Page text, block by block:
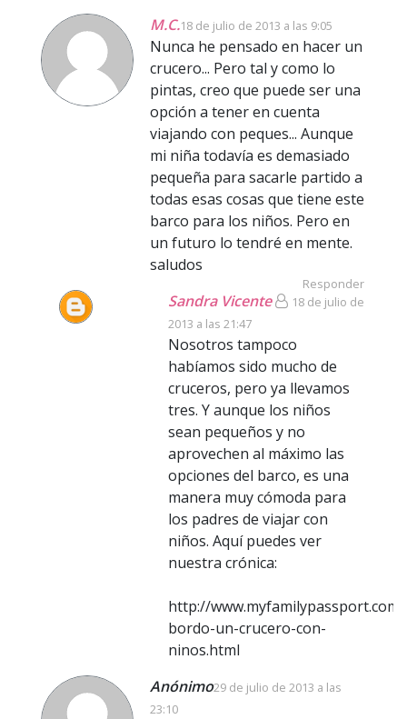
M.C.18 de julio de 2013 a las 9:05
Nunca he pensado en hacer un
crucero... Pero tal y como lo
pintas, creo que puede ser una
opción a tener en cuenta
viajando con peques... Aunque
mi niña todavía es demasiado
pequeña para sacarle partido a
todas esas cosas que tiene este
barco para los niños. Pero en
un futuro lo tendré en mente.
saludos
Responder
Sandra Vicente
18 de julio de
2013 a las 21:47
Nosotros tampoco
habíamos sido mucho de
cruceros, pero ya llevamos
tres. Y aunque los niños
sean pequeños y no
aprovechen al máximo las
opciones del barco, es una
manera muy cómoda para
los padres de viajar con
niños. Aquí puedes ver
nuestra crónica:
http://
bordo-un-crucero-con-
ninos.html
Anónimo29 de julio de 2013 a las
23:10